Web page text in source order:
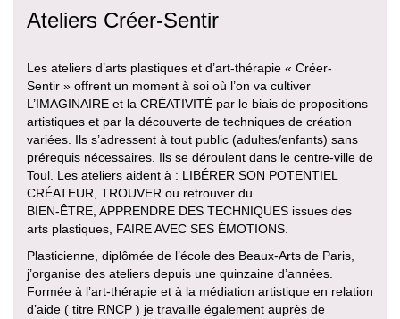
Ateliers Créer-Sentir
Les ateliers d’arts plastiques et d’art-thérapie « Créer-
Sentir » offrent un moment à soi où l’on va cultiver
L’IMAGINAIRE et la CRÉATIVITÉ par le biais de propositions
artistiques et par la découverte de techniques de création
variées. Ils s’adressent à tout public (adultes/enfants) sans
prérequis nécessaires. Ils se déroulent dans le centre-ville de
Toul. Les ateliers aident à : LIBÉRER SON POTENTIEL
CRÉATEUR, TROUVER ou retrouver du
BIEN-ÊTRE, APPRENDRE DES TECHNIQUES issues des
arts plastiques, FAIRE AVEC SES ÉMOTIONS.
Plasticienne, diplômée de l’école des Beaux-Arts de Paris,
j’organise des ateliers depuis une quinzaine d’années.
Formée à l’art-thérapie et à la médiation artistique en relation
d’aide ( titre RNCP ) je travaille également auprès de